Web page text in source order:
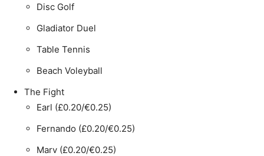
Disc Golf
Gladiator Duel
Table Tennis
Beach Voleyball
The Fight
Earl (£0.20/€0.25)
Fernando (£0.20/€0.25)
Marv (£0.20/€0.25)